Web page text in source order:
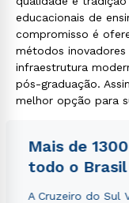
educacionais de
compromisso é
métodos
infraestrutura
pós-graduação.
melhor opção para
Mais de
todo o Brasil
A Cruzeiro do Sul
Rápido e